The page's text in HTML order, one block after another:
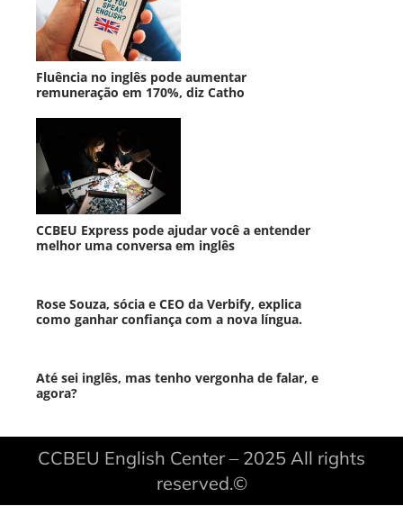
Fluência no inglês pode aumentar
remuneração em 170%, diz Catho
CCBEU Express pode ajudar você a entender
melhor uma conversa em inglês
Rose Souza, sócia e CEO da Verbify, explica
como ganhar confiança com a nova língua.
Até sei inglês, mas tenho vergonha de falar, e
agora?
CCBEU English Center – 2025 All rights
reserved.©